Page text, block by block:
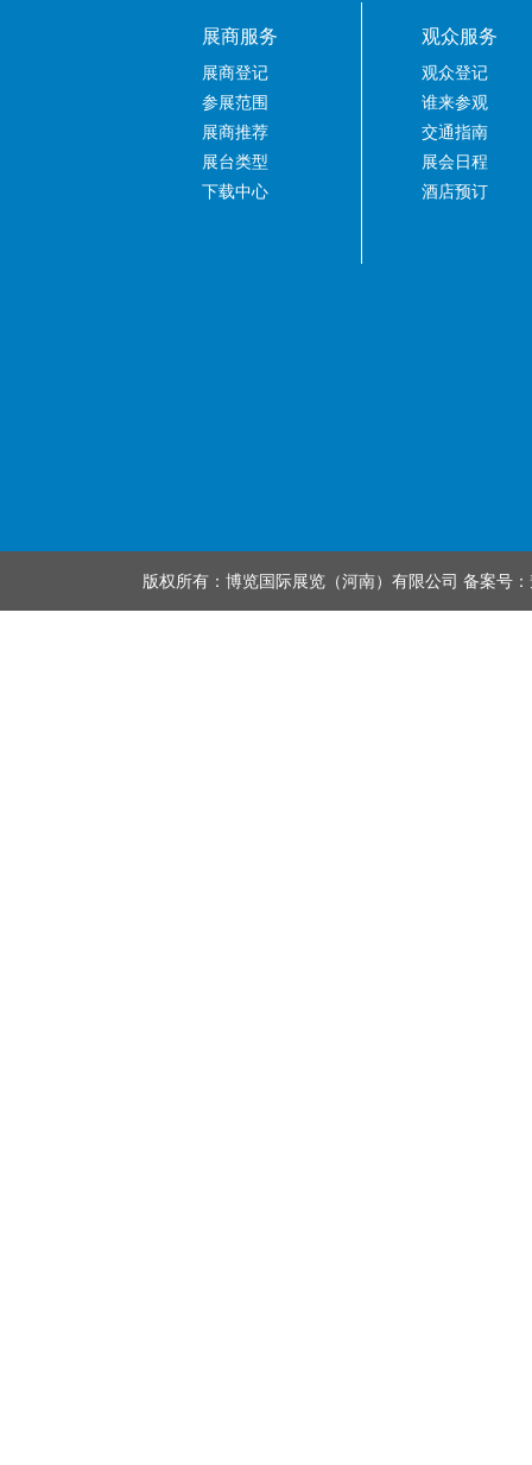
展商服务
展商登记
参展范围
展商推荐
展台类型
下载中心
观众服务
观众登记
谁来参观
交通指南
展会日程
酒店预订
版权所有：博览国际展览（河南）有限公司 备案号：